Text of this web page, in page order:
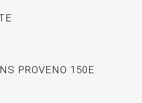
PROVENO 150E